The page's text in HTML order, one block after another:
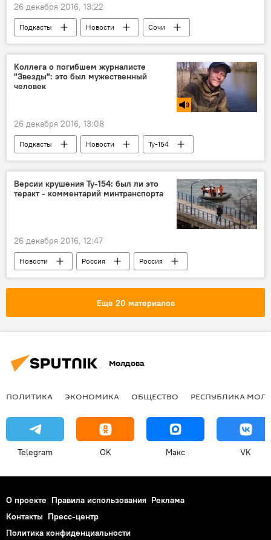
26 декабря 2016, 13:22
Подкасты Новости
Сочи
Черное море
крушение самолета
Крушение самолета Ту-154 Минобороны РФ
Коллега о погибшем журналисте
"Звезды": это был мужественный
человек
26 декабря 2016, 13:08
Подкасты Новости
Ту-154
крушение самолета
Версии крушения Ту-154: был ли это
теракт - комментарий минтранспорта
26 декабря 2016, 12:47
Новости Россия
Россия
Сочи
Максим Соколов
Ту-154
Еще 20 материалов
Молдова
ПОЛИТИКА ЭКОНОМИКА ОБЩЕСТВО РЕСПУБЛИКА
Telegram OK Макс VK
О проекте Правила использования Реклама
Контакты Пресс-центр
Политика конфиденциальности